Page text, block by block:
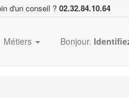
d'un conseil ? 02.32.84.10.64
Métiers Bonjour.